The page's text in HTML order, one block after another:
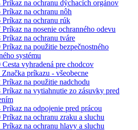
na ochranu dýchacích orgánov
na ochranu nôh
na ochranu rúk
na nosenie ochranného odevu
na ochranu tváre
na použitie bezpečnostného
systému
vyhradená pre chodcov
príkazu - všeobecne
na použitie nadchodu
na vytiahnutie zo zásuvky pred
na odpojenie pred prácou
na ochranu zraku a sluchu
na ochranu hlavy a sluchu